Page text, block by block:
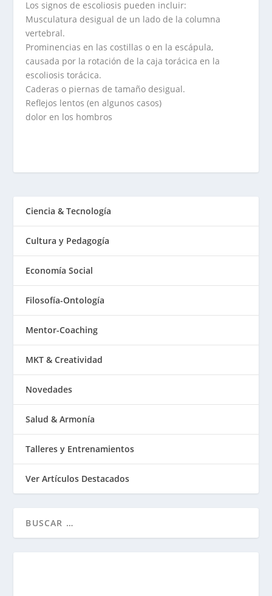
Los signos de escoliosis pueden incluir:
Musculatura desigual de un lado de la columna
vertebral.
Prominencias en las costillas o en la escápula,
causada por la rotación de la caja torácica en la
escoliosis torácica.
Caderas o piernas de tamaño desigual.
Reflejos lentos (en algunos casos)
dolor en los hombros
Ciencia & Tecnología
Cultura y Pedagogía
Economía Social
Filosofía-Ontología
Mentor-Coaching
MKT & Creatividad
Novedades
Salud & Armonía
Talleres y Entrenamientos
Ver Artículos Destacados